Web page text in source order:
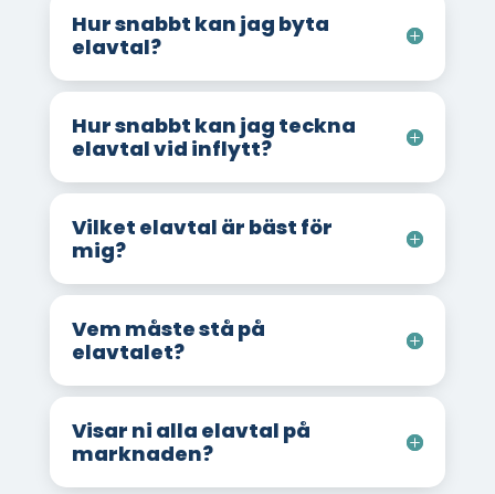
Hur snabbt kan jag byta
elavtal?
Hur snabbt kan jag teckna
elavtal vid inflytt?
Vilket elavtal är bäst för
mig?
Vem måste stå på
elavtalet?
Visar ni alla elavtal på
marknaden?